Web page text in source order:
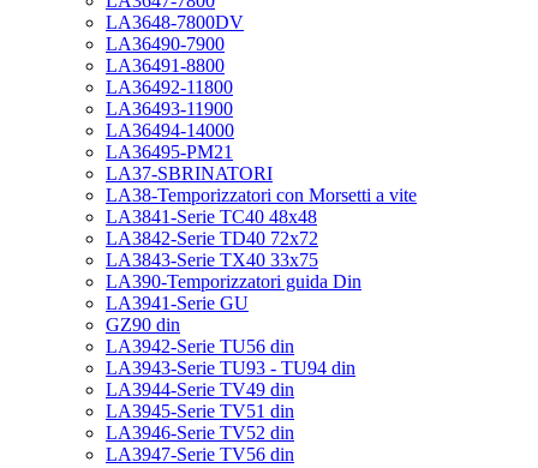
LA3648-7800DV
LA36490-7900
LA36491-8800
LA36492-11800
LA36493-11900
LA36494-14000
LA36495-PM21
LA37-SBRINATORI
LA38-Temporizzatori con Morsetti a vite
LA3841-Serie TC40 48x48
LA3842-Serie TD40 72x72
LA3843-Serie TX40 33x75
LA390-Temporizzatori guida Din
LA3941-Serie GU
GZ90 din
LA3942-Serie TU56 din
LA3943-Serie TU93 - TU94 din
LA3944-Serie TV49 din
LA3945-Serie TV51 din
LA3946-Serie TV52 din
LA3947-Serie TV56 din